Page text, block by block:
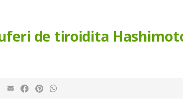
de tiroidita